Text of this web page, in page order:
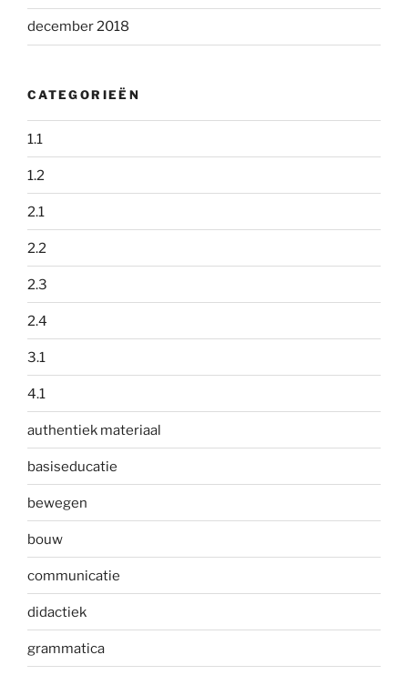
december 2018
CATEGORIEËN
1.1
1.2
2.1
2.2
2.3
2.4
3.1
4.1
authentiek materiaal
basiseducatie
bewegen
bouw
communicatie
didactiek
grammatica